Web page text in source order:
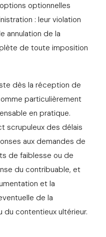
optionnelles
: leur violation
annulation de la
de toute imposition
dès la réception de
particulièrement
en pratique.
scrupuleux des délais
aux demandes de
de faiblesse ou de
du contribuable, et
et la
de la
contentieux ultérieur.